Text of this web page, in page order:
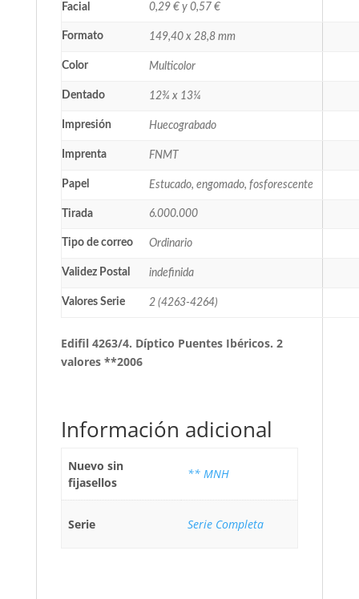
Facial 0,29 € y 0,57 €
Formato 149,40 x 28,8 mm
Color Multicolor
Dentado 12¾ x 13¼
Impresión Huecograbado
Imprenta FNMT
Papel Estucado, engomado, fosforescente
Tirada 6.000.000
Tipo de correo Ordinario
Validez Postal indefinida
Valores Serie 2 (4263-4264)
Edifil 4263/4. Díptico Puentes Ibéricos. 2
valores **2006
Información adicional
Nuevo sin
fijasellos
** MNH
Serie Serie Completa